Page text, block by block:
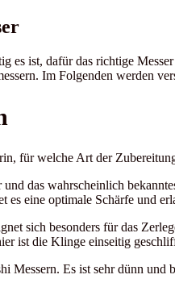
es ist, dafür das richtige
Im Folgenden werden
für welche Art der
und das wahrscheinlich
eine optimale Schärfe und
sich besonders für das
ist die Klinge einseitig
Messern. Es ist sehr dünn